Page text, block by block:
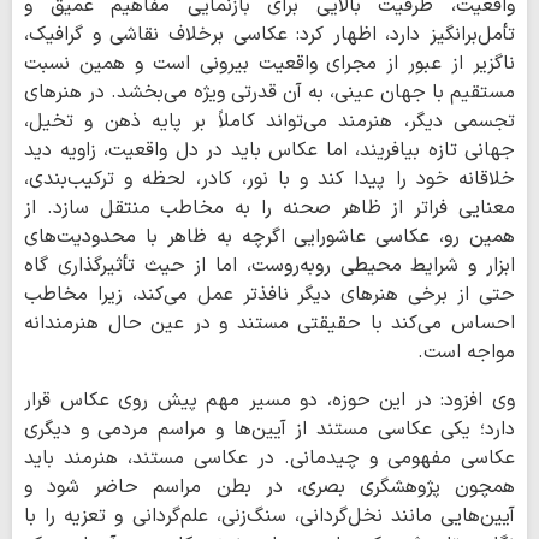
واقعیت، ظرفیت بالایی برای بازنمایی مفاهیم عمیق و
تأمل‌برانگیز دارد، اظهار کرد: عکاسی برخلاف نقاشی و گرافیک،
ناگزیر از عبور از مجرای واقعیت بیرونی است و همین نسبت
مستقیم با جهان عینی، به آن قدرتی ویژه می‌بخشد. در هنرهای
تجسمی دیگر، هنرمند می‌تواند کاملاً بر پایه ذهن و تخیل،
جهانی تازه بیافریند، اما عکاس باید در دل واقعیت، زاویه دید
خلاقانه خود را پیدا کند و با نور، کادر، لحظه و ترکیب‌بندی،
معنایی فراتر از ظاهر صحنه را به مخاطب منتقل سازد. از
همین رو، عکاسی عاشورایی اگرچه به ظاهر با محدودیت‌های
ابزار و شرایط محیطی روبه‌روست، اما از حیث تأثیرگذاری گاه
حتی از برخی هنرهای دیگر نافذتر عمل می‌کند، زیرا مخاطب
احساس می‌کند با حقیقتی مستند و در عین حال هنرمندانه
مواجه است.
وی افزود: در این حوزه، دو مسیر مهم پیش روی عکاس قرار
دارد؛ یکی عکاسی مستند از آیین‌ها و مراسم مردمی و دیگری
عکاسی مفهومی و چیدمانی. در عکاسی مستند، هنرمند باید
همچون پژوهشگری بصری، در بطن مراسم حاضر شود و
آیین‌هایی مانند نخل‌گردانی، سنگ‌زنی، علم‌گردانی و تعزیه را با